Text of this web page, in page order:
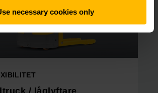
necessary cookies only